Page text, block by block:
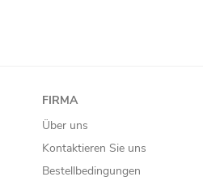
FIRMA
Über uns
Kontaktieren Sie uns
Bestellbedingungen